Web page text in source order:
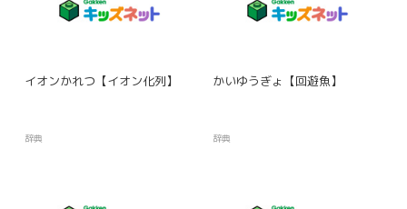
イオンかれつ【イオン化列】
辞典
かいゆうぎょ【回遊魚】
辞典